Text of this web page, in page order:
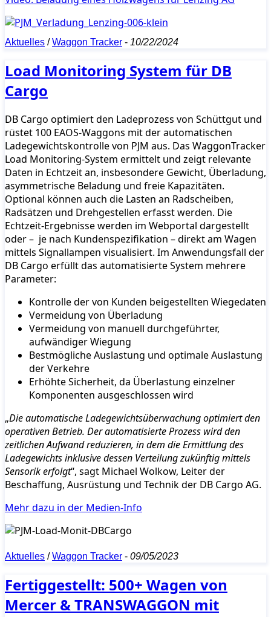
Aktuelles /Waggon Tracker - 10/22/2024
Load Monitoring System für DB
Cargo
DB Cargo optimiert den Ladeprozess von Schüttgut und
rüstet 100 EAOS-Waggons mit der automatischen
Ladegewichtskontrolle von PJM aus. Das WaggonTracker
Load Monitoring-System ermittelt und zeigt relevante
Daten in Echtzeit an, insbesondere Gewicht, Überladung,
asymmetrische Beladung und freie Kapazitäten.
Optional können auch die Lasten an Radscheiben,
Radsätzen und Drehgestellen erfasst werden. Die
Echtzeit-Ergebnisse werden im Webportal dargestellt
oder – je nach Kundenspezifikation – direkt am Wagen
mittels Signallampen visualisiert. Im Anwendungsfall der
DB Cargo erfüllt das automatisierte System mehrere
Parameter:
Kontrolle der von Kunden beigestellten Wiegedaten
Vermeidung von Überladung
Vermeidung von manuell durchgeführter,
aufwändiger Wiegung
Bestmögliche Auslastung und optimale Auslastung
der Verkehre
Erhöhte Sicherheit, da Überlastung einzelner
Komponenten ausgeschlossen wird
„Die automatische Ladegewichtsüberwachung optimiert den
operativen Betrieb. Der automatisierte Prozess wird den
zeitlichen Aufwand reduzieren, in dem die Ermittlung des
Ladegewichts inklusive dessen Verteilung zukünftig mittels
Sensorik erfolgt“, sagt Michael Wolkow, Leiter der
Beschaffung, Ausrüstung und Technik der DB Cargo AG.
Mehr dazu in der Medien-Info
Aktuelles /Waggon Tracker - 09/05/2023
Fertiggestellt: 500+ Wagen von
Mercer & TRANSWAGGON mit